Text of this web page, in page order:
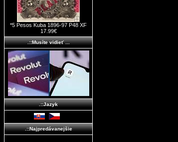
*5 Pesos Kuba 1896-97 P48 XF
17.99€
.::Musíte vidieť ...
.::Jazyk
.::Najpredávanejšie